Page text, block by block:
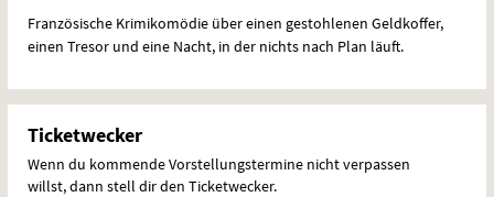
Französische Krimikomödie über einen gestohlenen Geldkoffer,
einen Tresor und eine Nacht, in der nichts nach Plan läuft.
Ticketwecker
Wenn du kommende Vorstellungstermine nicht verpassen
willst, dann stell dir den Ticketwecker.